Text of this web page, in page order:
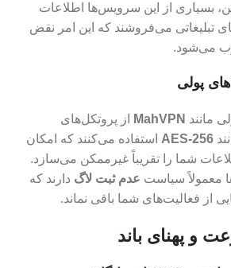
بسیاری از این سرویس‌ها اطلاعات
تبلیغاتی می‌فروشند که این امر نقض
می‌شود.
MahVPN
از پروتکل‌های
AES-256 استفاده می‌کنند که امکان
شما را تقریباً غیرممکن می‌سازد.
معمولاً سیاست عدم ثبت لاگ دارند که
از فعالیت‌های شما باقی نماند.